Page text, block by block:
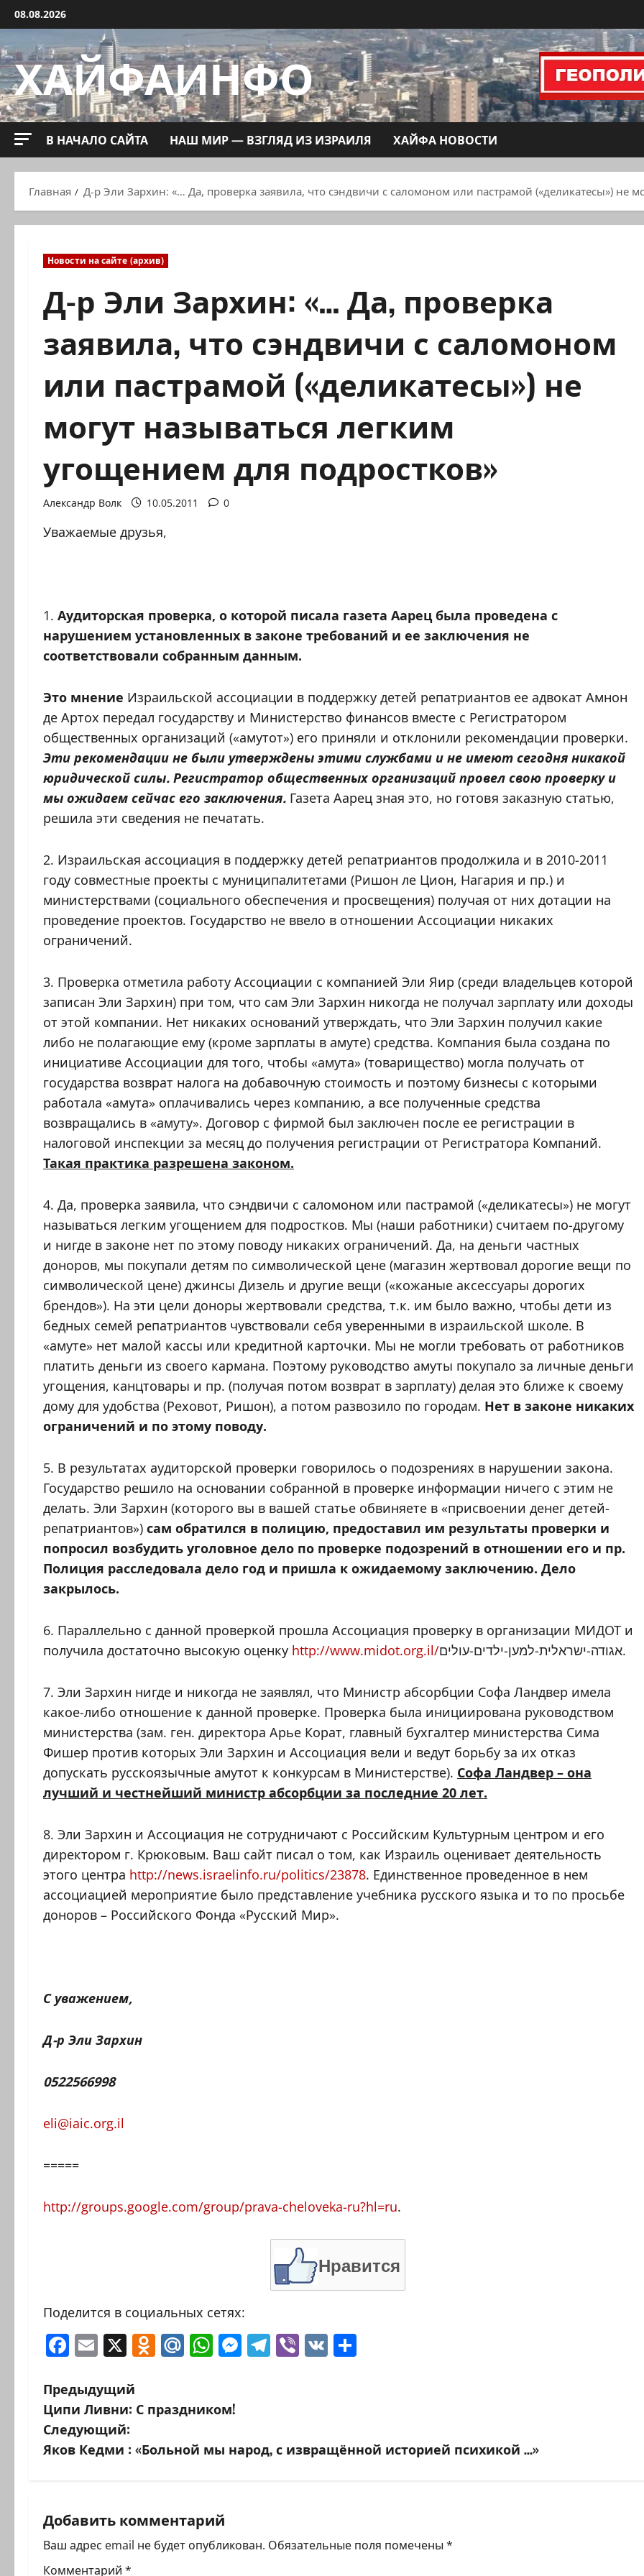
Перейти
к
содержимому
08.08.2026
ХАЙФАИНФО
В НАЧАЛО САЙТА НАШ МИР — ВЗГЛЯД ИЗ ИЗРАИЛЯ ХАЙФА НОВОСТИ
Главная Д-р Эли Зархин: «… Да, проверка заявила, что сэндвичи с саломоном или пастрамой («деликатесы») не
Новости на сайте (архив)
Д-р Эли Зархин: «… Да, проверка
заявила, что сэндвичи с саломоном
или пастрамой («деликатесы») не
могут называться легким
угощением для подростков»
Александр Волк 10.05.2011 0
Уважаемые друзья,
1. Аудиторская проверка, о которой писала газета Аарец была проведена с
нарушением установленных в законе требований и ее заключения не
соответствовали собранным данным.
Это мнение Израильской ассоциации в поддержку детей репатриантов ее адвокат Амнон
де Артох передал государству и Министерство финансов вместе с Регистратором
общественных организаций («амутот») его приняли и отклонили рекомендации проверки.
Эти рекомендации не были утверждены этими службами и не имеют сегодня никакой
юридической силы. Регистратор общественных организаций провел свою проверку и
мы ожидаем сейчас его заключения. Газета Аарец зная это, но готовя заказную статью,
решила эти сведения не печатать.
2. Израильская ассоциация в поддержку детей репатриантов продолжила и в 2010-2011
году совместные проекты с муниципалитетами (Ришон ле Цион, Нагария и пр.) и
министерствами (социального обеспечения и просвещения) получая от них дотации на
проведение проектов. Государство не ввело в отношении Ассоциации никаких
ограничений.
3. Проверка отметила работу Ассоциации с компанией Эли Яир (среди владельцев которой
записан Эли Зархин) при том, что сам Эли Зархин никогда не получал зарплату или доходы
от этой компании. Нет никаких оснований утверждать, что Эли Зархин получил какие
либо не полагающие ему (кроме зарплаты в амуте) средства. Компания была создана по
инициативе Ассоциации для того, чтобы «амута» (товарищество) могла получать от
государства возврат налога на добавочную стоимость и поэтому бизнесы с которыми
работала «амута» оплачивались через компанию, а все полученные средства
возвращались в «амуту». Договор с фирмой был заключен после ее регистрации в
налоговой инспекции за месяц до получения регистрации от Регистратора Компаний.
Такая практика разрешена законом.
4. Да, проверка заявила, что сэндвичи с саломоном или пастрамой («деликатесы») не могут
называться легким угощением для подростков. Мы (наши работники) считаем по-другому
и нигде в законе нет по этому поводу никаких ограничений. Да, на деньги частных
доноров, мы покупали детям по символической цене (магазин жертвовал дорогие вещи по
символической цене) джинсы Дизель и другие вещи («кожаные аксессуары дорогих
брендов»). На эти цели доноры жертвовали средства, т.к. им было важно, чтобы дети из
бедных семей репатриантов чувствовали себя уверенными в израильской школе. В
«амуте» нет малой кассы или кредитной карточки. Мы не могли требовать от работников
платить деньги из своего кармана. Поэтому руководство амуты покупало за личные деньги
угощения, канцтовары и пр. (получая потом возврат в зарплату) делая это ближе к своему
дому для удобства (Реховот, Ришон), а потом развозило по городам. Нет в законе никаких
ограничений и по этому поводу.
5. В результатах аудиторской проверки говорилось о подозрениях в нарушении закона.
Государство решило на основании собранной в проверке информации ничего с этим не
делать. Эли Зархин (которого вы в вашей статье обвиняете в «присвоении денег детей-
репатриантов») сам обратился в полицию, предоставил им результаты проверки и
попросил возбудить уголовное дело по проверке подозрений в отношении его и пр.
Полиция расследовала дело год и пришла к ожидаемому заключению. Дело
закрылось.
6. Параллельно с данной проверкой прошла Ассоциация проверку в организации МИДОТ и
получила достаточно высокую оценку http://www.midot.org.il/ אגודה-ישראלית-למען-ילדים-עולים.
7. Эли Зархин нигде и никогда не заявлял, что Министр абсорбции Софа Ландвер имела
какое-либо отношение к данной проверке. Проверка была инициирована руководством
министерства (зам. ген. директора Арье Корат, главный бухгалтер министерства Сима
Фишер против которых Эли Зархин и Ассоциация вели и ведут борьбу за их отказ
допускать русскоязычные амутот к конкурсам в Министерстве). Софа Ландвер – она
лучший и честнейший министр абсорбции за последние 20 лет.
8. Эли Зархин и Ассоциация не сотрудничают с Российским Культурным центром и его
директором г. Крюковым. Ваш сайт писал о том, как Израиль оценивает деятельность
этого центра http://news.israelinfo.ru/politics/23878. Единственное проведенное в нем
ассоциацией мероприятие было представление учебника русского языка и то по просьбе
доноров – Российского Фонда «Русский Мир».
С уважением,
Д-р Эли Зархин
0522566998
eli@iaic.org.il
=====
http://groups.google.com/group/prava-cheloveka-ru?hl=ru.
Нравится
Поделится в социальных сетях:
Facebook
Email
X Odnoklassniki
Mail.Ru
WhatsApp
Messenger
Telegram
Viber
VK
Н
а
в
г
а
Предыдущий
Ципи Ливни: С праздником!
Следующий:
Яков Кедми : «Больной мы народ, с извращённой историей психикой …»
Добавить комментарий
Ваш адрес email не будет опубликован. Обязательные поля помечены *
Комментарий *